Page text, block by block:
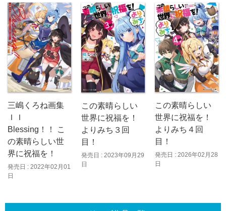
三嶋くろね画集
Blessing！！ こ
の素晴らしい世
界に祝福を！
発売日 : 2022年02月01
日
この素晴らしい
世界に祝福を！
よりみち３回
目！
発売日 : 2023年09月29
日
この素晴らしい
世界に祝福を！
よりみち４回
目！
発売日 : 2026年02月28
日